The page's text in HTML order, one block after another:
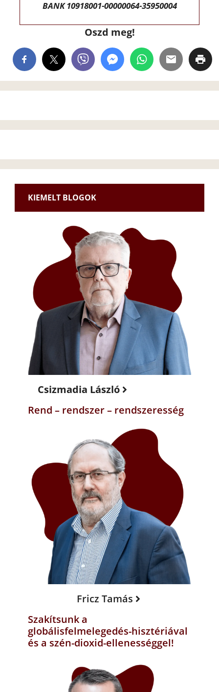
BANK 10918001-00000064-35950004
Oszd meg!
KIEMELT BLOGOK
Csizmadia László
Rend – rendszer – rendszeresség
Fricz Tamás
Szakítsunk a
globálisfelmelegedés-hisztériával
és a szén-dioxid-ellenességgel!